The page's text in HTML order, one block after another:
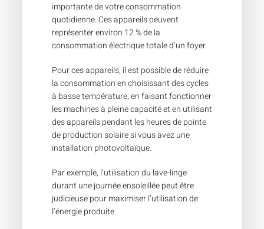
importante de votre consommation
quotidienne. Ces appareils peuvent
représenter environ 12 % de la
consommation électrique totale d’un foyer.
Pour ces appareils, il est possible de réduire
la consommation en choisissant des cycles
à basse température, en faisant fonctionner
les machines à pleine capacité et en utilisant
des appareils pendant les heures de pointe
de production solaire si vous avez une
installation photovoltaïque.
Par exemple, l’utilisation du lave-linge
durant une journée ensoleillée peut être
judicieuse pour maximiser l’utilisation de
l’énergie produite.